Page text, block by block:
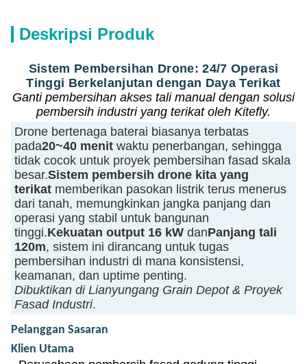
Deskripsi Produk
Sistem Pembersihan Drone: 24/7 Operasi
Tinggi Berkelanjutan dengan Daya Terikat
Ganti pembersihan akses tali manual dengan solusi
pembersih industri yang terikat oleh Kitefly.
Drone bertenaga baterai biasanya terbatas
pada20~40 menit waktu penerbangan, sehingga
tidak cocok untuk proyek pembersihan fasad skala
besar.Sistem pembersih drone kita yang
terikat memberikan pasokan listrik terus menerus
dari tanah, memungkinkan jangka panjang dan
operasi yang stabil untuk bangunan
tinggi.Kekuatan output 16 kW danPanjang tali
120m, sistem ini dirancang untuk tugas
pembersihan industri di mana konsistensi,
keamanan, dan uptime penting.
Dibuktikan di Lianyungang Grain Depot & Proyek
Fasad Industri.
Pelanggan Sasaran
Klien Utama